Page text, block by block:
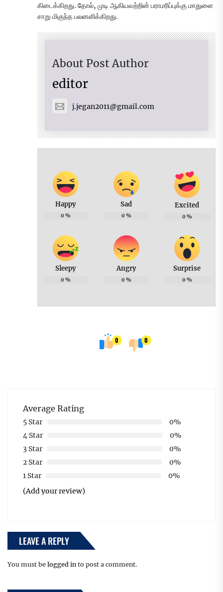
கிடைக்கிறது. தோல், முடி ஆகியவற்றின் பராமரிப்புக்கு மாதுளை
சாறு மிகுந்த பலனளிக்கிறது.
About Post Author
editor
j.jegan2011@gmail.com
Happy
0 %
Sad
0 %
Excited
0 %
Sleepy
0 %
Angry
0 %
Surprise
0 %
0 0
Average Rating
5 Star
0%
4 Star
0%
3 Star
0%
2 Star
0%
1 Star
0%
(Add your review)
LEAVE A REPLY
You must be logged in to post a comment.